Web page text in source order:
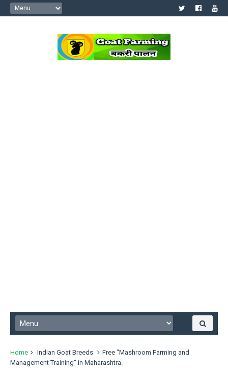
Home Indian Goat Breeds
Free "Mashroom Farming and
Management Training" in Maharashtra.